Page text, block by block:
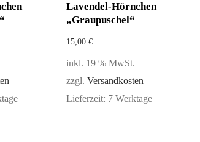
Lavendel-Hörnchen
„Graupuschel“
15,00 €
inkl. 19 % MwSt.
zzgl. Versandkosten
Lieferzeit: 7 Werktage